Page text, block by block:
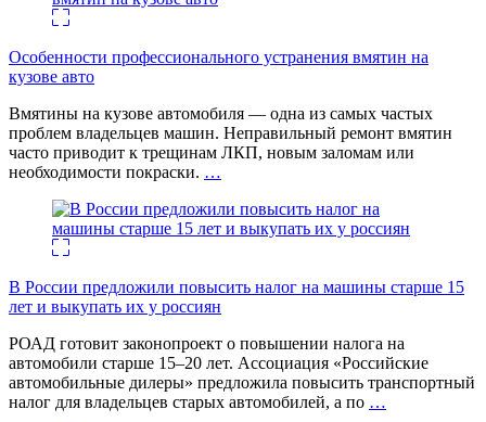
Особенности профессионального устранения вмятин на
кузове авто
Вмятины на кузове автомобиля — одна из самых частых
проблем владельцев машин. Неправильный ремонт вмятин
часто приводит к трещинам ЛКП, новым заломам или
необходимости покраски. …
В России предложили повысить налог на машины старше 15
лет и выкупать их у россиян
РОАД готовит законопроект о повышении налога на
автомобили старше 15–20 лет. Ассоциация «Российские
автомобильные дилеры» предложила повысить транспортный
налог для владельцев старых автомобилей, а по …